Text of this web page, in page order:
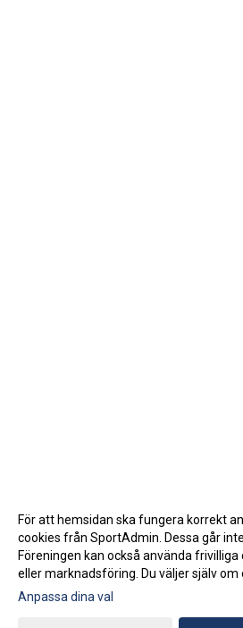
Gå till Webbversion
För att hemsidan ska fungera korrekt
cookies från SportAdmin. Dessa går
Föreningen kan också använda
eller marknadsföring. Du väljer själv om
Anpassa dina val